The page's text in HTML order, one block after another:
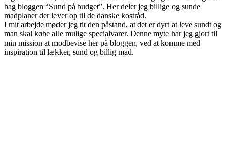
bag bloggen “Sund på budget”. Her deler jeg billige og sunde
madplaner der lever op til de danske kostråd.
I mit arbejde møder jeg tit den påstand, at det er dyrt at leve sundt og
man skal købe alle mulige specialvarer. Denne myte har jeg gjort til
min mission at modbevise her på bloggen, ved at komme med
inspiration til lækker, sund og billig mad.